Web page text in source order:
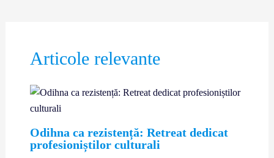
Articole relevante
Odihna ca rezistență: Retreat dedicat
profesioniștilor culturali